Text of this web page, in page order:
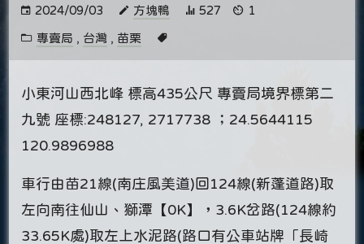
2024/09/03 方塊鴨 527 1
專賣局 , 台灣 , 苗栗
小東河山西北峰 標高435公尺 專賣局境界標第二
九號 座標:248127, 2717738 ；24.5644115
120.9896988
車行由苗21線(南庄風美道)回124線(新蓬道路)取
左向南往仙山、獅潭【0K】，3.6K岔路(124線約
33.65K處)取左上水泥路(路口有公車站牌「長崎